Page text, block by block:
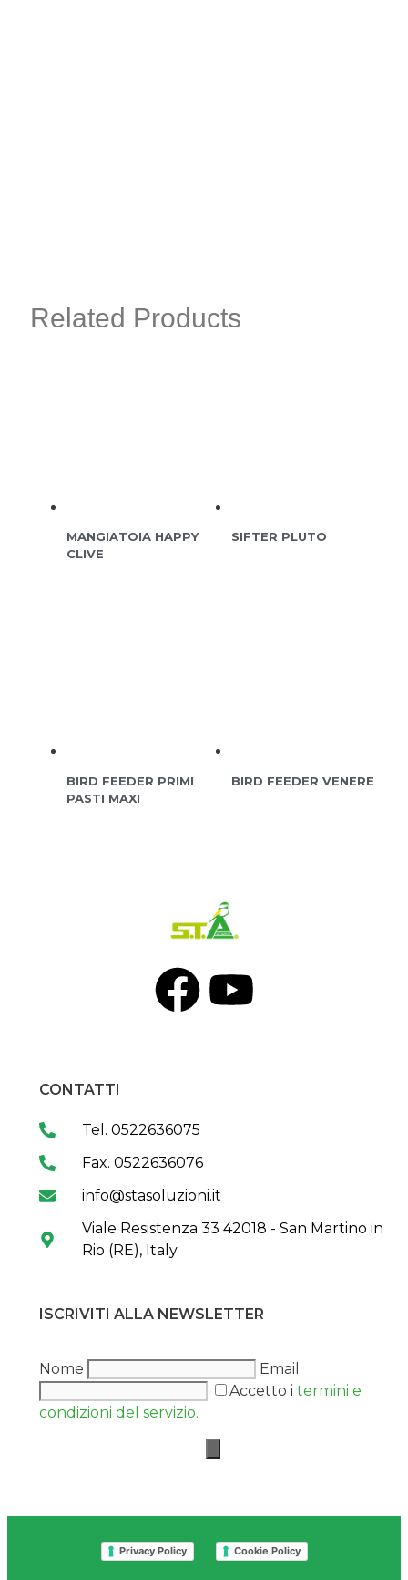
Related Products
MANGIATOIA HAPPY
CLIVE
SIFTER PLUTO
BIRD FEEDER PRIMI
PASTI MAXI
BIRD FEEDER VENERE
CONTATTI
Tel. 0522636075
Fax. 0522636076
info@stasoluzioni.it
Viale Resistenza 33 42018 - San Martino in
Rio (RE), Italy
ISCRIVITI ALLA NEWSLETTER
Nome
Email
Accetto i termini e
condizioni del servizio.
Privacy Policy Cookie Policy